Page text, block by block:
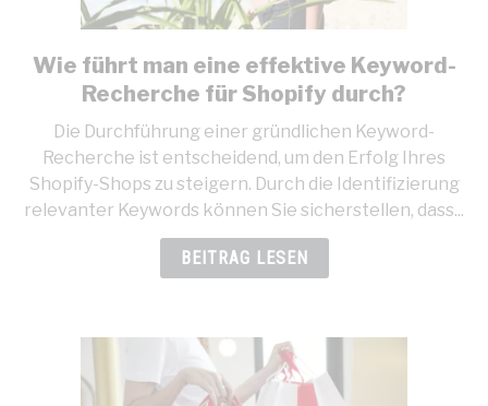
link
to
führt
man
eine
effektive
Keyword-
Recherche
durch?
Wie führt man eine effektive Keyword-
Recherche für Shopify durch?
Die Durchführung einer gründlichen Keyword-
Recherche ist entscheidend, um den Erfolg Ihres
Shopify-Shops zu steigern. Durch die Identifizierung
relevanter Keywords können Sie sicherstellen, dass...
BEITRAG LESEN